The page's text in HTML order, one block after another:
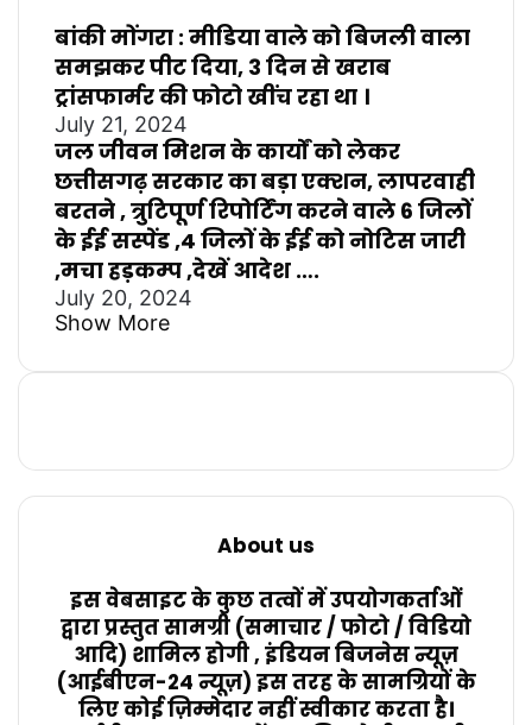
बांकी मोंगरा : मीडिया वाले को बिजली वाला
समझकर पीट दिया, 3 दिन से खराब
ट्रांसफार्मर की फोटो खींच रहा था ।
July 21, 2024
जल जीवन मिशन के कार्यों को लेकर
छत्तीसगढ़ सरकार का बड़ा एक्शन, लापरवाही
बरतने , त्रुटिपूर्ण रिपोर्टिंग करने वाले 6 जिलों
के ईई सस्पेंड ,4 जिलों के ईई को नोटिस जारी
,मचा हड़कम्प ,देखें आदेश ….
July 20, 2024
Show More
About us
इस वेबसाइट के कुछ तत्वों में उपयोगकर्ताओं
द्वारा प्रस्तुत सामग्री (समाचार / फोटो / विडियो
आदि) शामिल होगी , इंडियन बिजनेस न्यूज़
(आईबीएन-24 न्यूज़) इस तरह के सामग्रियों के
लिए कोई ज़िम्मेदार नहीं स्वीकार करता है।